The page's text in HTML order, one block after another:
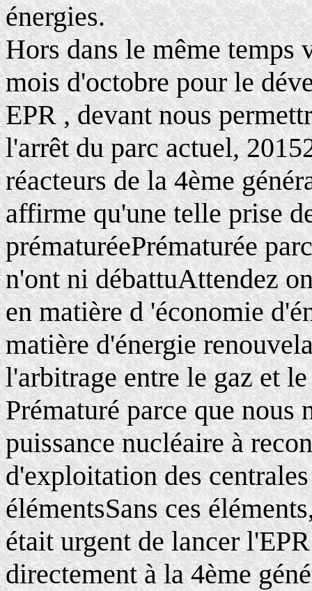
énergies.
Hors dans le même temps
mois d'octobre pour le
EPR , devant nous
l'arrêt du parc actuel,
réacteurs de la 4ème
affirme qu'une telle prise
prématuréePrématurée
n'ont ni débattuAttendez
en matière d 'économie
matière d'énergie
l'arbitrage entre le gaz et
Prématuré parce que
puissance nucléaire à
d'exploitation des
élémentsSans ces
était urgent de lancer
directement à la 4ème